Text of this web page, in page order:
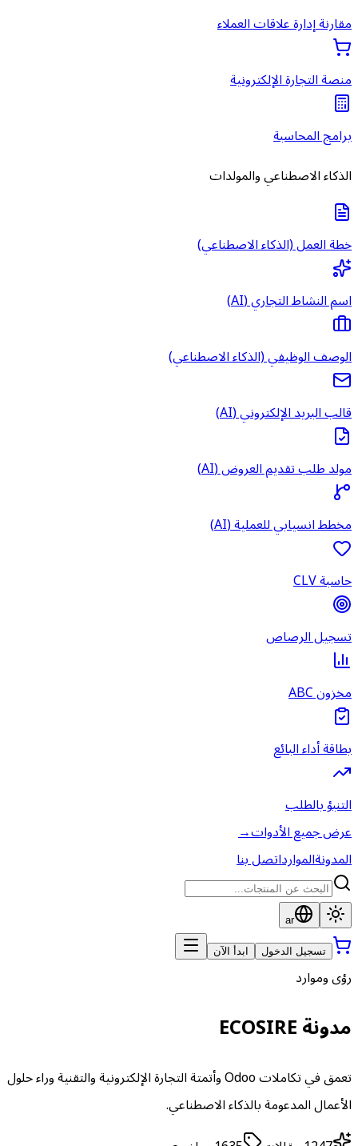
مقارنة إدارة علاقات العملاء
منصة التجارة الإلكترونية
برامج المحاسبة
الذكاء الاصطناعي والمولدات
خطة العمل (الذكاء الاصطناعي)
اسم النشاط التجاري (AI)
الوصف الوظيفي (الذكاء الاصطناعي)
قالب البريد الإلكتروني (AI)
مولد طلب تقديم العروض (AI)
مخطط انسيابي للعملية (AI)
حاسبة CLV
تسجيل الرصاص
مخزون ABC
بطاقة أداء البائع
التنبؤ بالطلب
عرض جميع الأدوات→
المدونةالموارداتصل بنا
ar
تسجيل الدخول ابدأ الآن
رؤى وموارد
مدونة ECOSIRE
تعمق في تكاملات Odoo وأتمتة التجارة الإلكترونية والتقنية وراء حلول
الأعمال المدعومة بالذكاء الاصطناعي.